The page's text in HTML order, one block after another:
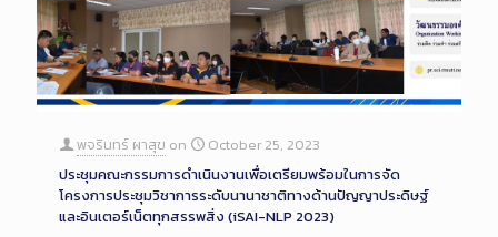
พจรินทร์ ผาสุข on
October 25, 2023
ประชุมคณะกรรมการดำเนินงานเพื่อเตรียมพร้อมในการจัด
โครงการประชุมวิชาการระดับนานาชาติทางด้านปัญญาประดิษฐ์
และอินเตอร์เน็ตทุกสรรพสิ่ง (iSAI-NLP 2023)